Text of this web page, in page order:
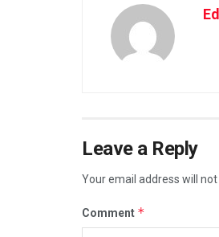
Leave a Reply
Your email address will
Comment *